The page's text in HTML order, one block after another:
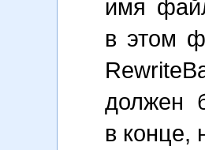
имя
в этом
должен
в конце,